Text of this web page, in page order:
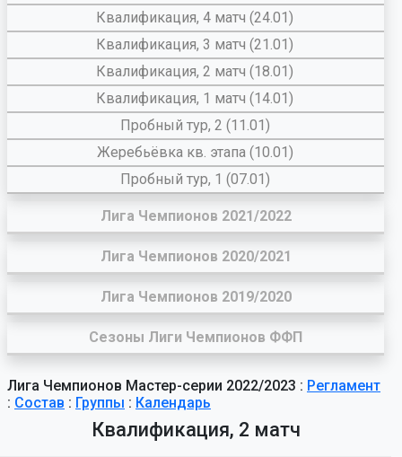
Квалификация, 4 матч (24.01)
Квалификация, 3 матч (21.01)
Квалификация, 2 матч (18.01)
Квалификация, 1 матч (14.01)
Пробный тур, 2 (11.01)
Жеребьёвка кв. этапа (10.01)
Пробный тур, 1 (07.01)
Лига Чемпионов 2021/2022
Лига Чемпионов 2020/2021
Лига Чемпионов 2019/2020
Сезоны Лиги Чемпионов ФФП
Лига Чемпионов Мастер-серии 2022/2023 : Регламент
: Состав : Группы : Календарь
Квалификация, 2 матч